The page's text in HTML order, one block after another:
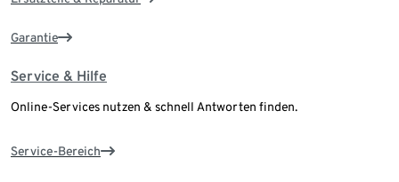
Garantie
Service & Hilfe
Online-Services nutzen & schnell Antworten finden.
Service-Bereich